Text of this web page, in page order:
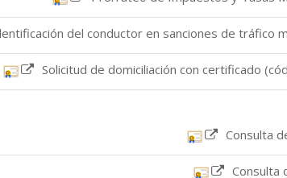
del conductor en sanciones de tráfico
Solicitud de domiciliación con certificado
Consulta
Consulta